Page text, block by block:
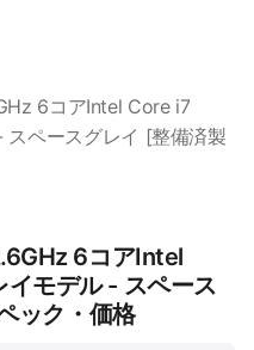
6コアIntel Core i7
スペースグレイ [整備済製
6コアIntel
モデル - スペース
ック・価格